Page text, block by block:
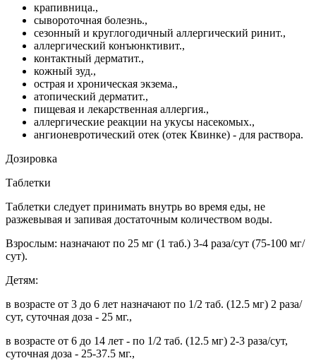
крапивница.,
сывороточная болезнь.,
сезонный и круглогодичный аллергический ринит.,
аллергический конъюнктивит.,
контактный дерматит.,
кожный зуд.,
острая и хроническая экзема.,
атопический дерматит.,
пищевая и лекарственная аллергия.,
аллергические реакции на укусы насекомых.,
ангионевротический отек (отек Квинке) - для раствора.
Дозировка
Таблетки
Таблетки следует принимать внутрь во время еды, не
разжевывая и запивая достаточным количеством воды.
Взрослым: назначают по 25 мг (1 таб.) 3-4 раза/сут (75-100 мг/
сут).
Детям:
в возрасте от 3 до 6 лет назначают по 1/2 таб. (12.5 мг) 2 раза/
сут, суточная доза - 25 мг.,
в возрасте от 6 до 14 лет - по 1/2 таб. (12.5 мг) 2-3 раза/сут,
суточная доза - 25-37.5 мг.,